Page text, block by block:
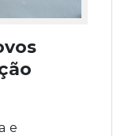
e